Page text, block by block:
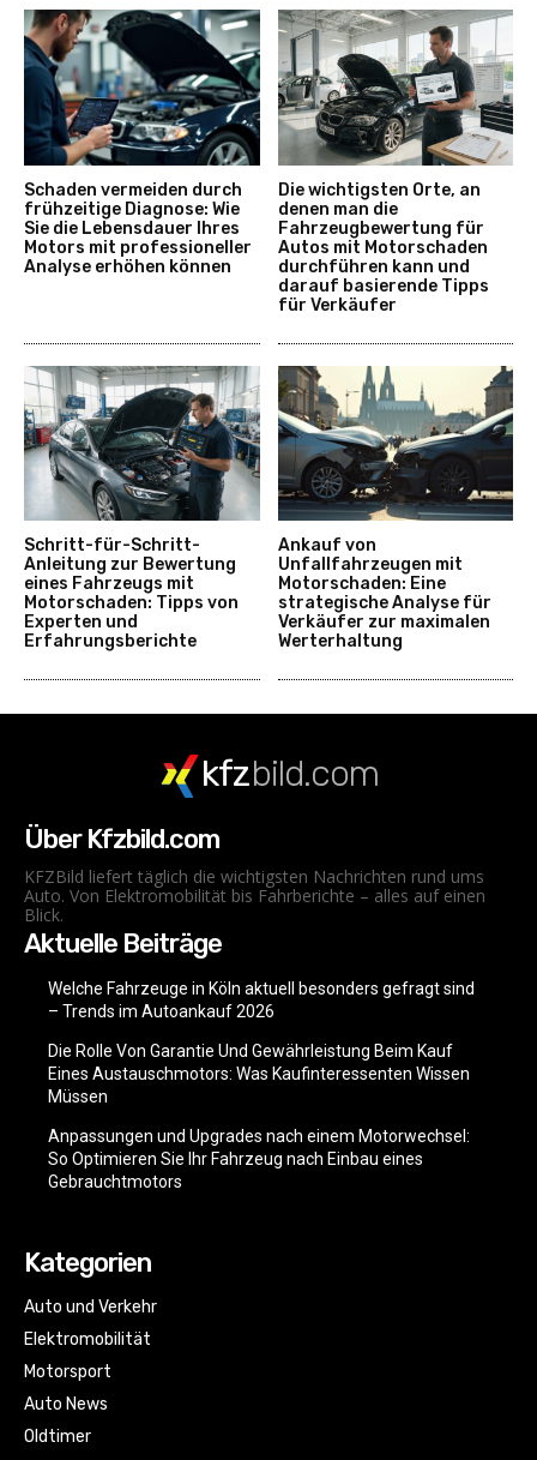
Schaden vermeiden durch
frühzeitige Diagnose: Wie
Sie die Lebensdauer Ihres
Motors mit professioneller
Analyse erhöhen können
Die wichtigsten Orte, an
denen man die
Fahrzeugbewertung für
Autos mit Motorschaden
durchführen kann und
darauf basierende Tipps
für Verkäufer
Schritt-für-Schritt-
Anleitung zur Bewertung
eines Fahrzeugs mit
Motorschaden: Tipps von
Experten und
Erfahrungsberichte
Ankauf von
Unfallfahrzeugen mit
Motorschaden: Eine
strategische Analyse für
Verkäufer zur maximalen
Werterhaltung
kfzbild.com
Über Kfzbild.com
KFZBild liefert täglich die wichtigsten Nachrichten rund ums
Auto. Von Elektromobilität bis Fahrberichte – alles auf einen
Blick.
Aktuelle Beiträge
Welche Fahrzeuge in Köln aktuell besonders gefragt sind
– Trends im Autoankauf 2026
Die Rolle Von Garantie Und Gewährleistung Beim Kauf
Eines Austauschmotors: Was Kaufinteressenten Wissen
Müssen
Anpassungen und Upgrades nach einem Motorwechsel:
So Optimieren Sie Ihr Fahrzeug nach Einbau eines
Gebrauchtmotors
Kategorien
Auto und Verkehr
Elektromobilität
Motorsport
Auto News
Oldtimer